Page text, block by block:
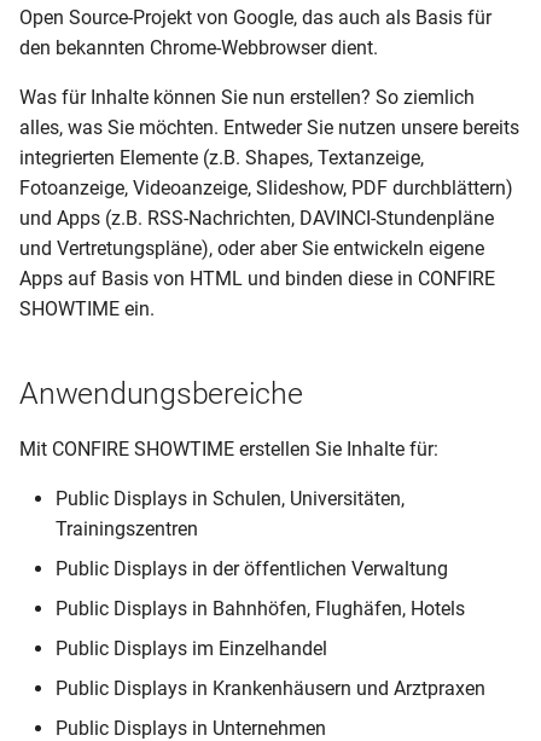
s
e
r
t
Open Source-Projekt von Google, das auch als Basis für
den bekannten Chrome-Webbrowser dient.
Was für Inhalte können Sie nun erstellen? So ziemlich
alles, was Sie möchten. Entweder Sie nutzen unsere bereits
integrierten Elemente (z.B. Shapes, Textanzeige,
Fotoanzeige, Videoanzeige, Slideshow, PDF durchblättern)
und Apps (z.B. RSS-Nachrichten, DAVINCI-Stundenpläne
und Vertretungspläne), oder aber Sie entwickeln eigene
Apps auf Basis von HTML und binden diese in CONFIRE
SHOWTIME ein.
Anwendungsbereiche
Mit CONFIRE SHOWTIME erstellen Sie Inhalte für:
Public Displays in Schulen, Universitäten,
Trainingszentren
Public Displays in der öffentlichen Verwaltung
Public Displays in Bahnhöfen, Flughäfen, Hotels
Public Displays im Einzelhandel
Public Displays in Krankenhäusern und Arztpraxen
Public Displays in Unternehmen